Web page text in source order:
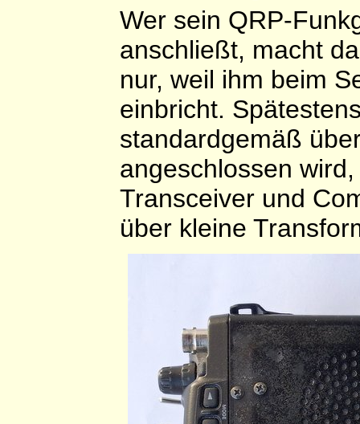
Wer sein QRP-
anschließt, macht
nur, weil ihm beim
einbricht.
standardgemäß
angeschlossen
Transceiver und
über kleine